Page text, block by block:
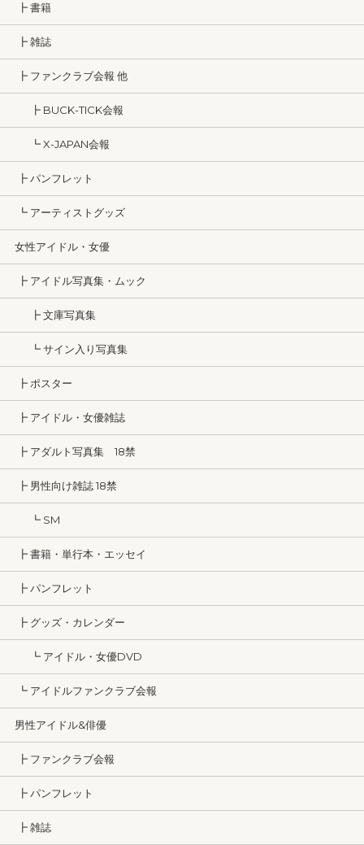
┣ 書籍
┣ 雑誌
┣ ファンクラブ会報 他
┣ BUCK-TICK会報
┗ X-JAPAN会報
┣ パンフレット
┗ アーティストグッズ
女性アイドル・女優
┣ アイドル写真集・ムック
┣ 文庫写真集
┗ サイン入り写真集
┣ ポスター
┣ アイドル・女優雑誌
┣ アダルト写真集 18禁
┣ 男性向け雑誌 18禁
┗ SM
┣ 書籍・単行本・エッセイ
┣ パンフレット
┣ グッズ・カレンダー
┗ アイドル・女優DVD
┗ アイドルファンクラブ会報
男性アイドル&俳優
┣ ファンクラブ会報
┣ パンフレット
┣ 雑誌